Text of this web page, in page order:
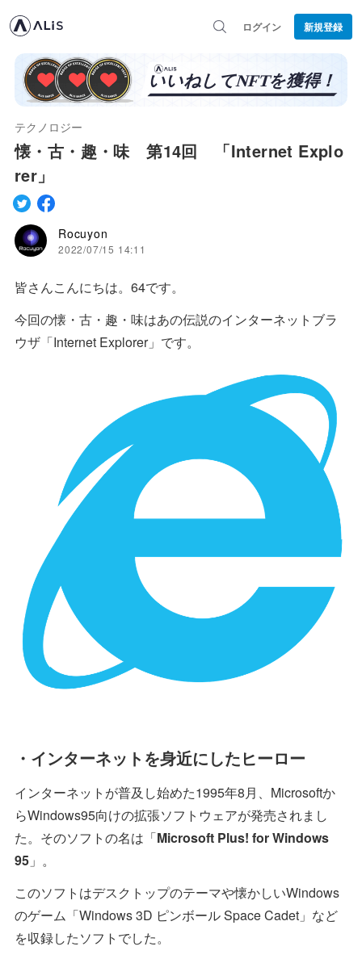
ログイン 新規登録
テクノロジー
懐・古・趣・味 第14回 「Internet Explo
rer」
Rocuyon
2022/07/15 14:11
皆さんこんにちは。64です。
今回の懐・古・趣・味はあの伝説のインターネットブラ
ウザ「Internet Explorer」です。
・インターネットを身近にしたヒーロー
インターネットが普及し始めた1995年8月、Microsoftか
らWindows95向けの拡張ソフトウェアが発売されまし
た。そのソフトの名は「Microsoft Plus! for Windows
95 」。
このソフトはデスクトップのテーマや懐かしいWindows
のゲーム「Windows 3D ピンボール Space Cadet」など
を収録したソフトでした。